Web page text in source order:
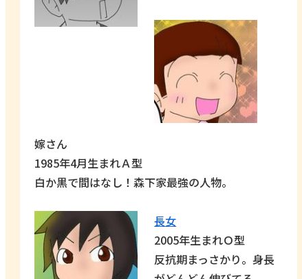
嫁さん
1985年4月生まれＡ型
白か黒で間はなし！森下家最強の人物。
長女
2005年生まれＯ型
反抗期まっさかり。身長